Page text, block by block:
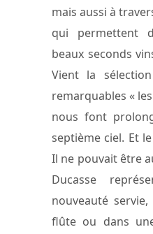
mais aussi à
qui permettent
beaux seconds
Vient la
remarquables «
nous font
septième ciel. Et
Il ne pouvait être
Ducasse
nouveauté
flûte ou dans